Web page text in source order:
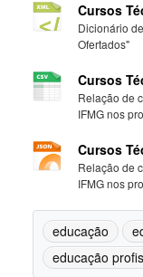
Cursos
Dicionário
Ofertados"
Cursos
Relação de
IFMG nos
Cursos
Relação de
IFMG nos
educação
educação